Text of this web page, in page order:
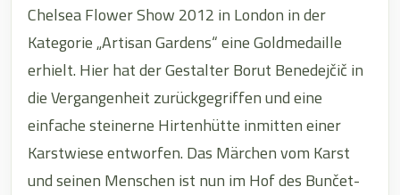
Chelsea Flower Show 2012 in London in der
Kategorie „Artisan Gardens“ eine Goldmedaille
erhielt. Hier hat der Gestalter Borut Benedejčič in
die Vergangenheit zurückgegriffen und eine
einfache steinerne Hirtenhütte inmitten einer
Karstwiese entworfen. Das Märchen vom Karst
und seinen Menschen ist nun im Hof des Bunčet-